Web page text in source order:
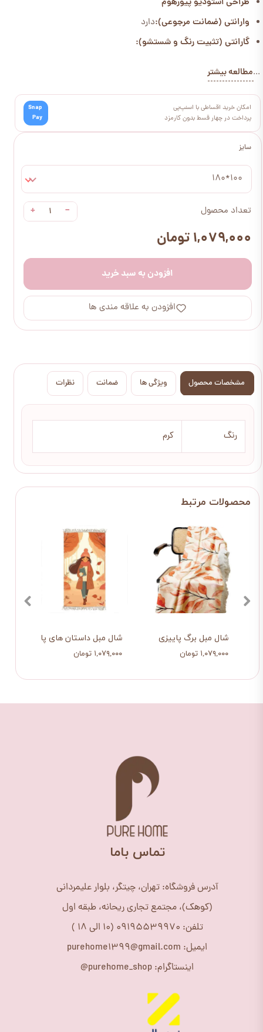
سایز
100*180
تعداد محصول −
+
۱,۰۷۹,۰۰۰ تومان
افزودن به سبد خرید
افزودن به علاقه مندی ها
طراحی استودیو پیورهوم
وارانتی (ضمانت مرجوعی):دارد
گارانتی (تثبیت رنگ و شستشو):
...مطالعه بیشتر
امکان خرید اقساطی با اسنپ‌پی
پرداخت در چهار قسط بدون کارمزد
Snap
Pay
مشخصات محصول ویژگی ها ضمانت نظرات
رنگ کرم
شال مبل داستان های پاییزی
۱,۰۷۹,۰۰۰ تومان
شال مبل برگ پاییزی
۱,۰۷۹,۰۰۰ تومان
​تماس باما
آدرس فروشگاه: تهران، چیتگر، بلوار علیمردانی
(کوهک)، مجتمع تجاری ریحانه، طبقه اول
تلفن: 09195539970 (10 الی 18 )
ایمیل: purehome1399@gmail.com
اینستاگرام: purehome_shop@